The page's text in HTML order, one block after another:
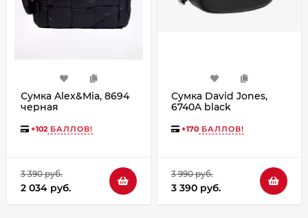
Сумка Alex&Mia, 8694
черная
+102БАЛЛОВ!
3 390 руб.
2 034 руб.
Сумка David Jones,
6740A black
+170 БАЛЛОВ!
3 990 руб.
3 390 руб.